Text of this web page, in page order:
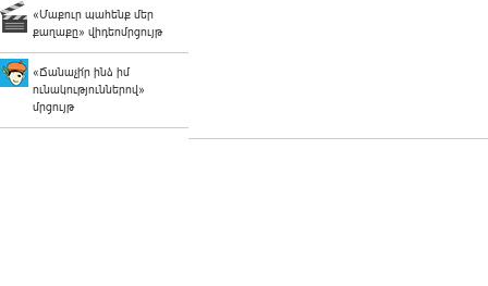
«Մաքուր պահենք մեր
քաղաքը» վիդեոմրցույթ
«Ճանաչի՛ր ինձ իմ
ունակություններով»
մրցույթ